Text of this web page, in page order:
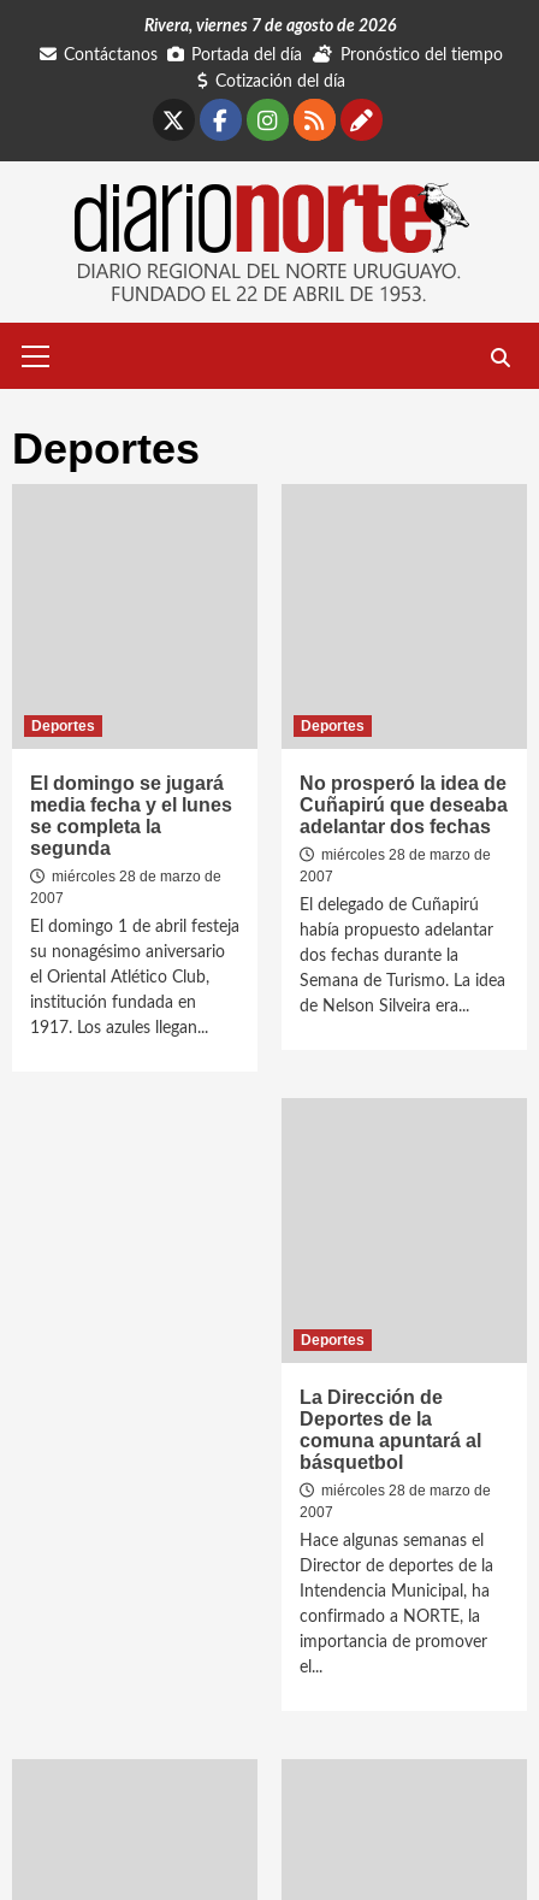
Rivera, viernes 7 de agosto de 2026
Contáctanos
Portada del día
Pronóstico del tiempo
Cotización del día
Facebook
Instagram
RSSContáctanos
primario
Deportes
Deportes
El domingo se jugará
media fecha y el lunes
se completa la
segunda
miércoles 28 de marzo de
2007
El domingo 1 de abril festeja
su nonagésimo aniversario
el Oriental Atlético Club,
institución fundada en
1917. Los azules llegan...
Deportes
No prosperó la idea de
Cuñapirú que deseaba
adelantar dos fechas
miércoles 28 de marzo de
2007
El delegado de Cuñapirú
había propuesto adelantar
dos fechas durante la
Semana de Turismo. La idea
de Nelson Silveira era...
Deportes
La Dirección de
Deportes de la
comuna apuntará al
básquetbol
miércoles 28 de marzo de
2007
Hace algunas semanas el
Director de deportes de la
Intendencia Municipal, ha
confirmado a NORTE, la
importancia de promover
el...